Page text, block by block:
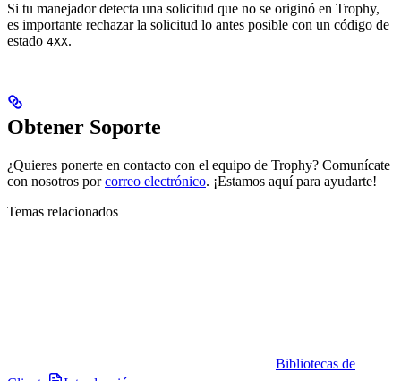
Si tu manejador detecta una solicitud que no se originó en Trophy,
es importante rechazar la solicitud lo antes posible con un código de
estado 4XX.
Obtener Soporte
¿Quieres ponerte en contacto con el equipo de Trophy? Comunícate
con nosotros porcorreo electrónico. ¡Estamos aquí para ayudarte!
Temas relacionados
Bibliotecas de